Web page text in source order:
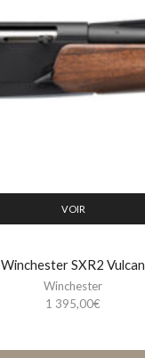
VOIR
Winchester SXR2 Vulcan
Winchester
1 395,00€